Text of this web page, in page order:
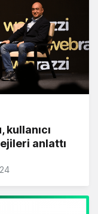
kullanıcı
anlattı